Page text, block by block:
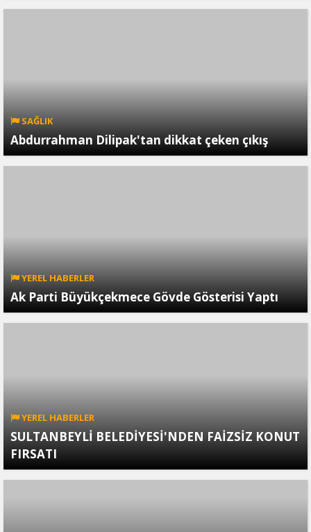
SAĞLIK
Abdurrahman Dilipak'tan dikkat çeken çıkış
YEREL HABERLER
Ak Parti Büyükçekmece Gövde Gösterisi Yaptı
YEREL HABERLER
SULTANBEYLİ BELEDİYESİ'NDEN FAİZSİZ KONUT
FIRSATI